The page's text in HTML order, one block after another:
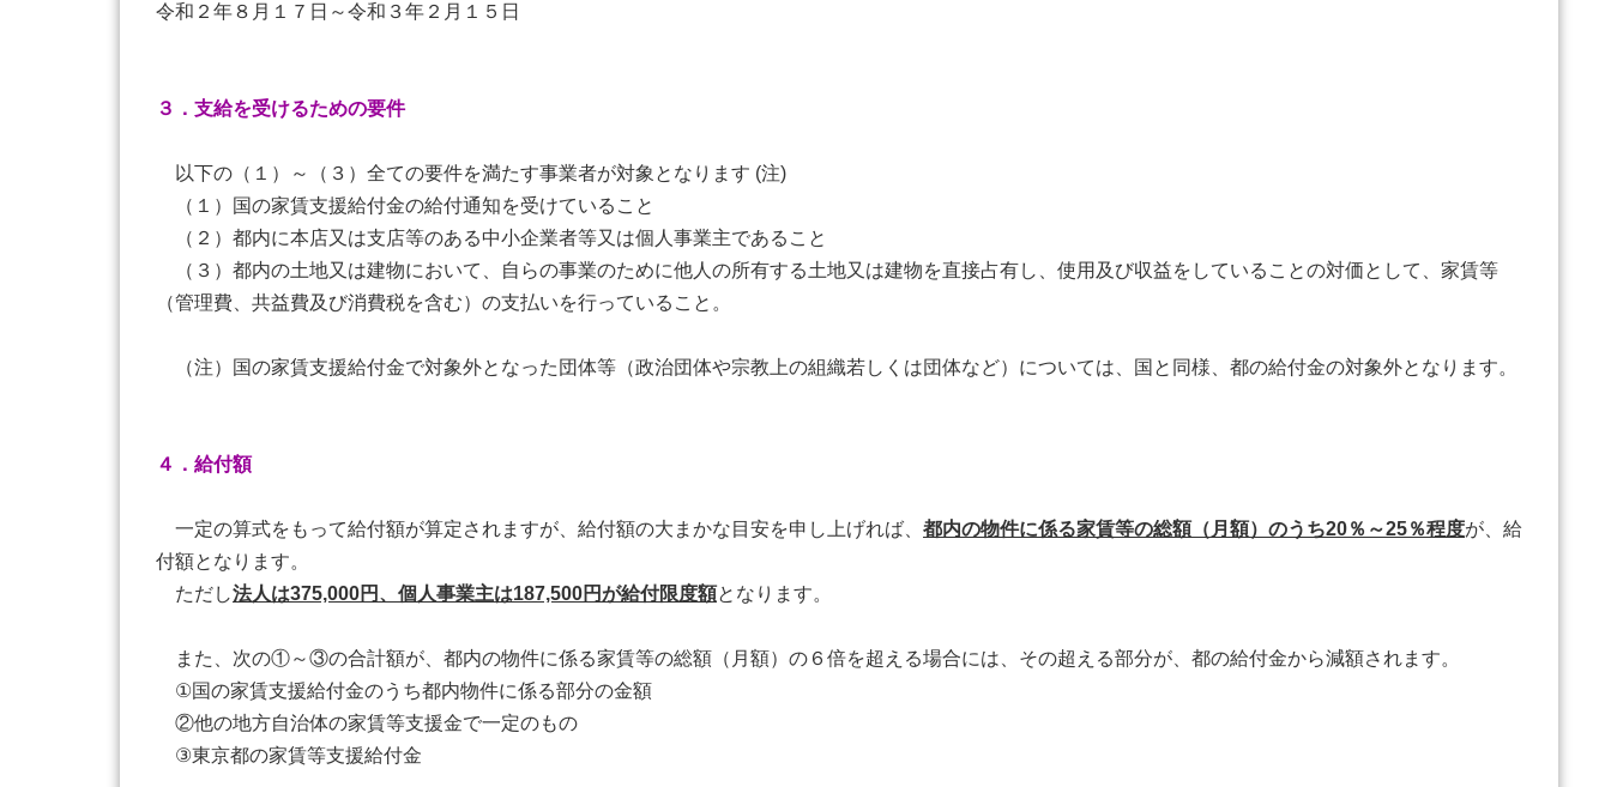
令和２年８月１７日～令和３年２月１５日
３．支給を受けるための要件
以下の（１）～（３）全ての要件を満たす事業者が対象となります (注)
（１）国の家賃支援給付金の給付通知を受けていること
（２）都内に本店又は支店等のある中小企業者等又は個人事業主であること
（３）都内の土地又は建物において、自らの事業のために他人の所有する土地又は建物を直接占有し、使用及び収益をしていることの対価として、家賃等
（管理費、共益費及び消費税を含む）の支払いを行っていること。
（注）国の家賃支援給付金で対象外となった団体等（政治団体や宗教上の組織若しくは団体など）については、国と同様、都の給付金の対象外となります。
４．給付額
一定の算式をもって給付額が算定されますが、給付額の大まかな目安を申し上げれば、 都内の物件に係る家賃等の総額（月額）のうち20％～25％程度が、給
付額となります。
ただし法人は375,000円、個人事業主は187,500円が給付限度額となります。
また、次の①～③の合計額が、都内の物件に係る家賃等の総額（月額）の６倍を超える場合には、その超える部分が、都の給付金から減額されます。
①国の家賃支援給付金のうち都内物件に係る部分の金額
②他の地方自治体の家賃等支援金で一定のもの
③東京都の家賃等支援給付金